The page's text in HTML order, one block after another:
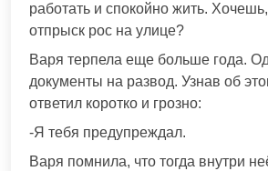
работать и спокойно жить.
отпрыск рос на улице?
Варя терпела еще больше года.
документы на развод. Узнав об
ответил коротко и грозно:
-Я тебя предупреждал.
Варя помнила, что тогда внутри